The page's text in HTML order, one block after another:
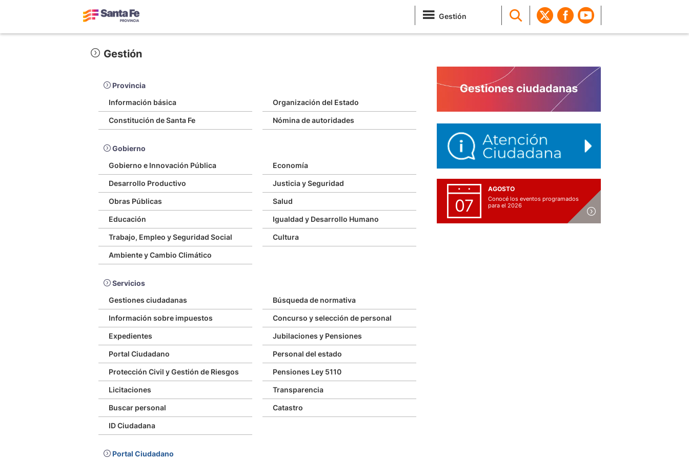
Gestión
Gestión
Provincia
Información básica
Organización del Estado
Constitución de Santa Fe Nómina de autoridades
Gobierno
Gobierno e Innovación Pública
Economía
Desarrollo Productivo Justicia y Seguridad
Obras Públicas Salud
Educación Igualdad y Desarrollo Humano
Trabajo, Empleo y Seguridad Social Cultura
Ambiente y Cambio Climático
Servicios
Gestiones ciudadanas
Búsqueda de normativa
Información sobre impuestos Concurso y selección de personal
Expedientes Jubilaciones y Pensiones
Portal Ciudadano Personal del estado
Protección Civil y Gestión de Riesgos Pensiones Ley 5110
Licitaciones Transparencia
Buscar personal Catastro
ID Ciudadana
Portal Ciudadano
07
AGOSTO
Conocé los eventos programados
para el 2026